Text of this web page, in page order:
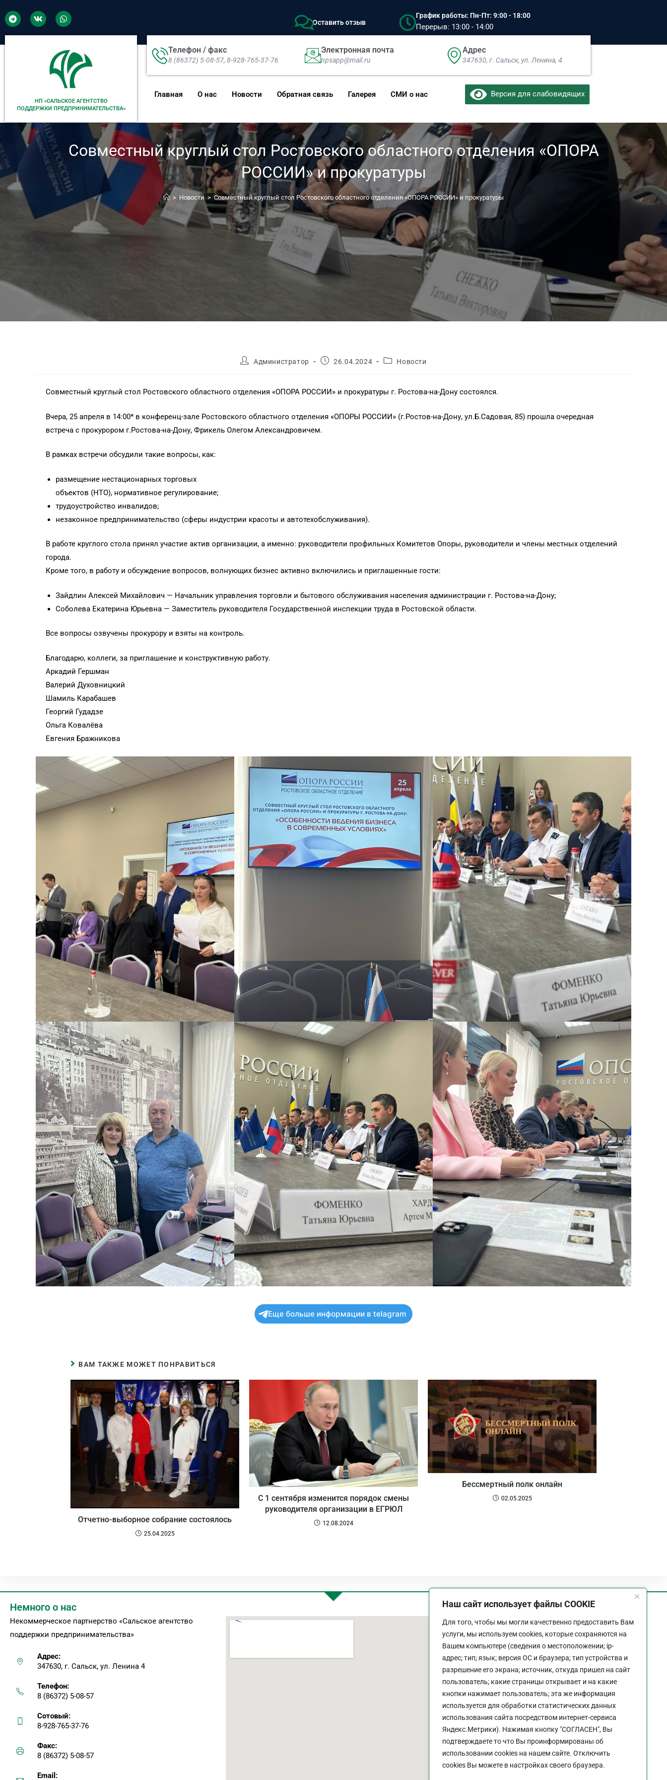
Наш сайт использует файлы COOKIE
Для того, чтобы мы могли качественно предоставить Вам
услуги, мы используем cookies, которые сохраняются на
Вашем компьютере (сведения о местоположении; ip-
адрес; тип; язык; версия ОС и браузера; тип устройства и
разрешение его экрана; источник, откуда пришел на сайт
пользователь; какие страницы открывает и на какие
кнопки нажимает пользователь; эта же информация
используется для обработки статистических данных
использования сайта посредством интернет-сервиса
Яндекс.Метрики). Нажимая кнопку "СОГЛАСЕН", Вы
подтверждаете то что Вы проинформированы об
использовании cookies на нашем сайте. Отключить
cookies Вы можете в настройках своего браузера.
Оставить отзыв
График работы: Пн-Пт: 9:00 - 18:00
Перерыв: 13:00 - 14:00
НП «САЛЬСКОЕ АГЕНТСТВО
ПОДДЕРЖКИ ПРЕДПРИНИМАТЕЛЬСТВА»
Телефон / факс
8 (86372) 5-08-57, 8-928-765-37-76
Электронная почта
npsapp@mail.ru
Адрес
347630, г. Сальск, ул. Ленина, 4​
Главная О нас Новости Обратная связь Галерея СМИ о нас Версия для слабовидящих
Совместный круглый стол Ростовского областного отделения «ОПОРА
РОССИИ» и прокуратуры
> Новости > Совместный круглый стол Ростовского областного отделения «ОПОРА РОССИИ» и прокуратуры
Администратор 26.04.2024 Новости
Совместный круглый стол Ростовского областного отделения «ОПОРА РОССИИ» и прокуратуры г. Ростова-на-Дону состоялся.
Вчера, 25 апреля в 14:00* в конференц-зале Ростовского областного отделения «ОПОРЫ РОССИИ» (г.Ростов-на-Дону, ул.Б.Садовая, 85) прошла очередная
встреча с прокурором г.Ростова-на-Дону, Фрикель Олегом Александровичем.
В рамках встречи обсудили такие вопросы, как:
размещение нестационарных торговых
объектов (НТО), нормативное регулирование;
трудоустройство инвалидов;
незаконное предпринимательство (сферы индустрии красоты и автотехобслуживания).
В работе круглого стола принял участие актив организации, а именно: руководители профильных Комитетов Опоры, руководители и члены местных отделений
города.
Кроме того, в работу и обсуждение вопросов, волнующих бизнес активно включились и приглашенные гости:
Зайдлин Алексей Михайлович — Начальник управления торговли и бытового обслуживания населения администрации г. Ростова-на-Дону;
Соболева Екатерина Юрьевна — Заместитель руководителя Государственной инспекции труда в Ростовской области.
Все вопросы озвучены прокурору и взяты на контроль.
Благодарю, коллеги, за приглашение и конструктивную работу.
Аркадий Гершман
Валерий Духовницкий
Шамиль Карабашев
Георгий Гудадзе
Ольга Ковалёва
Евгения Бражникова
Еще больше информации в telagram
ВАМ ТАКЖЕ МОЖЕТ ПОНРАВИТЬСЯ
Отчетно-выборное собрание состоялось
25.04.2025
С 1 сентября изменится порядок смены
руководителя организации в ЕГРЮЛ
12.08.2024
Бессмертный полк онлайн
02.05.2025
Немного о нас
Некоммерческое партнерство «Сальское агентство
поддержки предпринимательства»
Адрес:
347630, г. Сальск, ул. Ленина 4
Телефон:
8 (86372) 5-08-57
Сотовый:
8-928-765-37-76
Факс:
8 (86372) 5-08-57
Email:
График работы
9:00 - 18:00
Выходной:Сб - Вс
Политика конфиденциальности сайта